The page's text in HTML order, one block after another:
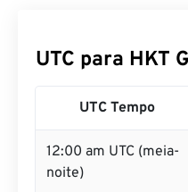
UTC para HKT
UTC Tempo
12:00 am UTC (meia-
noite)